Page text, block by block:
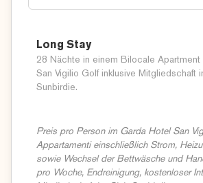
Long Stay
28 Nächte in einem Bilocale Apartment
San Vigilio Golf inklusive Mitgliedschaft
Sunbirdie.
Preis pro Person im Garda Hotel San
Appartamenti einschließlich Strom,
sowie Wechsel der Bettwäsche und
pro Woche, Endreinigung, kostenloser